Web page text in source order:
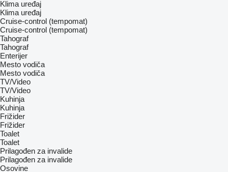
Klima uređaj
Klima uređaj
Cruise-control (tempomat)
Cruise-control (tempomat)
Tahograf
Tahograf
Enterijer
Mesto vodiča
Mesto vodiča
TV/Video
TV/Video
Kuhinja
Kuhinja
Frižider
Frižider
Toalet
Toalet
Prilagođen za invalide
Prilagođen za invalide
Osovine